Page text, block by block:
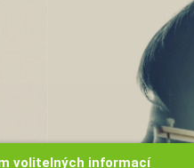
volitelných informací